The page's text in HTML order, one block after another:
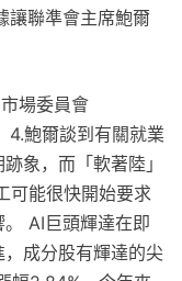
讓聯準會主席鮑爾
場委員會
4.鮑爾談到有關就業
象，而「軟著陸」
可能很快開始要求
AI巨頭輝達在即
成分股有輝達的尖